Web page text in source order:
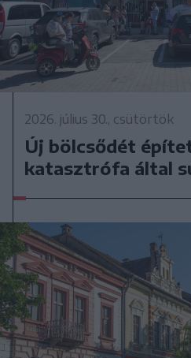
2026. július 30., csütörtök
Új bölcsődét
katasztrófa által